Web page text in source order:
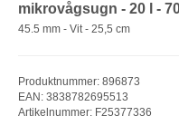
mikrovågsugn - 20 l -
45.5 mm - Vit - 25,5 cm
Produktnummer: 896873
EAN: 3838782695513
Artikelnummer: F25377336